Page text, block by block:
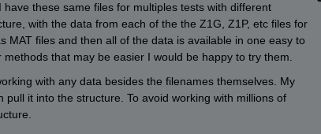
these same files for multiples tests with different
with the data from each of the the Z1G, Z1P, etc files for
MAT files and then all of the data is available in one easy to
that may be easier I would be happy to try them.
with any data besides the filenames themselves. My
it into the structure. To avoid working with millions of